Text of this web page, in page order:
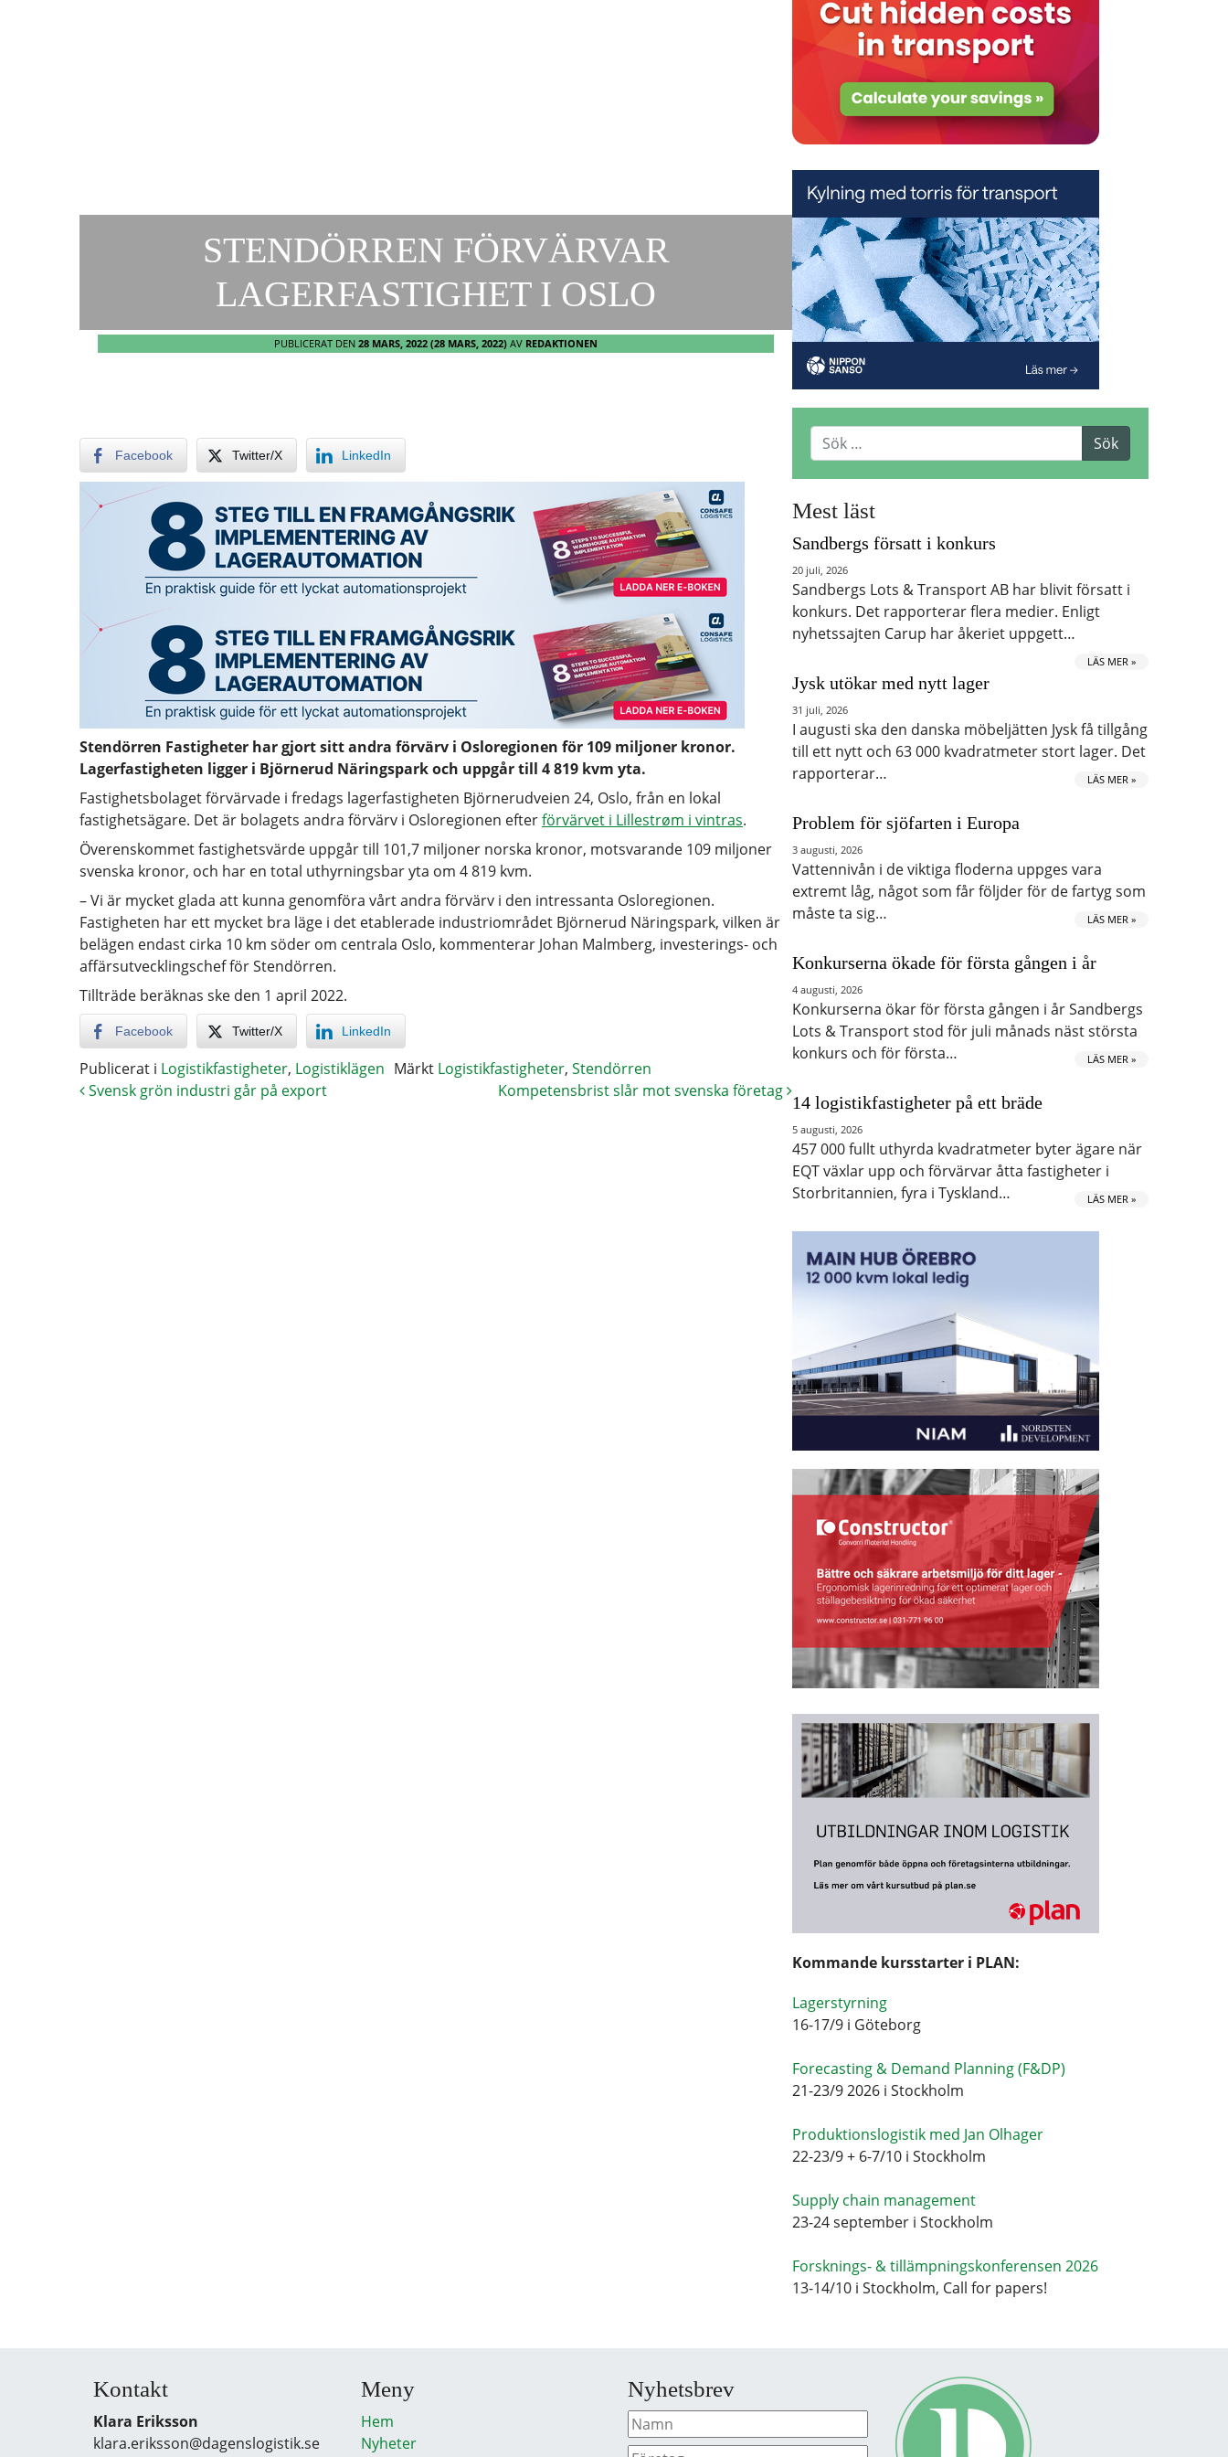
STENDÖRREN FÖRVÄRVAR
LAGERFASTIGHET I OSLO
PUBLICERAT DEN 28 MARS, 2022 (28 MARS, 2022) AV REDAKTIONEN
Facebook Twitter/X LinkedIn
Stendörren Fastigheter har gjort sitt andra förvärv i Osloregionen för 109 miljoner kronor.
Lagerfastigheten ligger i Björnerud Näringspark och uppgår till 4 819 kvm yta.
Fastighetsbolaget förvärvade i fredags lagerfastigheten Björnerudveien 24, Oslo, från en lokal
fastighetsägare. Det är bolagets andra förvärv i Osloregionen efterförvärvet i Lillestrøm i vintras.
Överenskommet fastighetsvärde uppgår till 101,7 miljoner norska kronor, motsvarande 109 miljoner
svenska kronor, och har en total uthyrningsbar yta om 4 819 kvm.
– Vi är mycket glada att kunna genomföra vårt andra förvärv i den intressanta Osloregionen.
Fastigheten har ett mycket bra läge i det etablerade industriområdet Björnerud Näringspark, vilken är
belägen endast cirka 10 km söder om centrala Oslo, kommenterar Johan Malmberg, investerings- och
affärsutvecklingschef för Stendörren.
Tillträde beräknas ske den 1 april 2022.
Facebook Twitter/X LinkedIn
Publicerat i Logistikfastigheter, Logistiklägen Märkt Logistikfastigheter, Stendörren
Svensk grön industri går på export
Kompetensbrist slår mot svenska företag
Mest läst
Sandbergs försatt i konkurs
20 juli, 2026
Sandbergs Lots & Transport AB har blivit försatt i
konkurs. Det rapporterar flera medier. Enligt
nyhetssajten Carup har åkeriet uppgett…
LÄS MER »
Jysk utökar med nytt lager
31 juli, 2026
I augusti ska den danska möbeljätten Jysk få tillgång
till ett nytt och 63 000 kvadratmeter stort lager. Det
rapporterar…
LÄS MER »
Problem för sjöfarten i Europa
3 augusti, 2026
Vattennivån i de viktiga floderna uppges vara
extremt låg, något som får följder för de fartyg som
måste ta sig…
LÄS MER »
Konkurserna ökade för första gången i år
4 augusti, 2026
Konkurserna ökar för första gången i år Sandbergs
Lots & Transport stod för juli månads näst största
konkurs och för första…
LÄS MER »
14 logistikfastigheter på ett bräde
5 augusti, 2026
457 000 fullt uthyrda kvadratmeter byter ägare när
EQT växlar upp och förvärvar åtta fastigheter i
Storbritannien, fyra i Tyskland…
LÄS MER »
Kommande kursstarter i PLAN:
Lagerstyrning
16-17/9 i Göteborg
Forecasting & Demand Planning (F&DP)
21-23/9 2026 i Stockholm
Produktionslogistik med Jan Olhager
22-23/9 + 6-7/10 i Stockholm
Supply chain management
23-24 september i Stockholm
Forsknings- & tillämpningskonferensen 2026
13-14/10 i Stockholm, Call for papers!
Kontakt
Klara Eriksson
klara.eriksson@dagenslogistik.se
Meny
Hem
Nyheter
Nyhetsbrev